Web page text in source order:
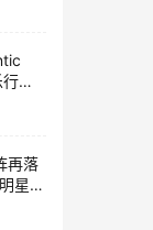
业
到
再落
星”
版